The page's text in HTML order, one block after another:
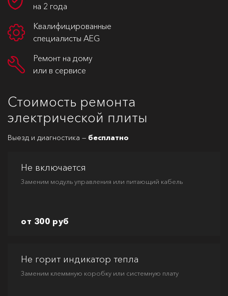
на 2 года
Квалифицированные
специалисты AEG
Ремонт на дому
или в сервисе
Стоимость ремонта
электрической плиты
Выезд и диагностика — бесплатно
Не включается
Заменим модуль управления или питающий кабель
от 300 руб
Не горит индикатор тепла
Заменим клеммную коробку или системную плату